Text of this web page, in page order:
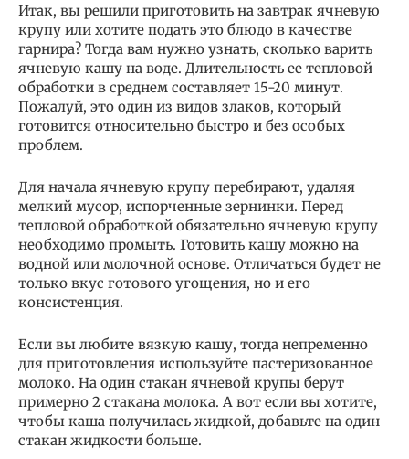
Итак, вы решили приготовить на завтрак ячневую
крупу или хотите подать это блюдо в качестве
гарнира? Тогда вам нужно узнать, сколько варить
ячневую кашу на воде. Длительность ее тепловой
обработки в среднем составляет 15-20 минут.
Пожалуй, это один из видов злаков, который
готовится относительно быстро и без особых
проблем.
Для начала ячневую крупу перебирают, удаляя
мелкий мусор, испорченные зернинки. Перед
тепловой обработкой обязательно ячневую крупу
необходимо промыть. Готовить кашу можно на
водной или молочной основе. Отличаться будет не
только вкус готового угощения, но и его
консистенция.
Если вы любите вязкую кашу, тогда непременно
для приготовления используйте пастеризованное
молоко. На один стакан ячневой крупы берут
примерно 2 стакана молока. А вот если вы хотите,
чтобы каша получилась жидкой, добавьте на один
стакан жидкости больше.